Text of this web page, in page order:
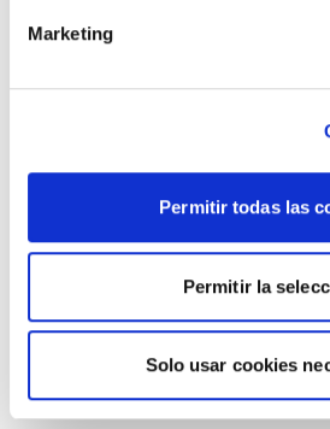
Marketing
Permitir todas las
Permitir la
Solo usar cookies